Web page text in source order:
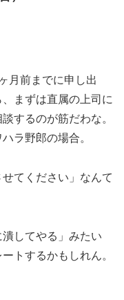
月前までに申し出
まずは直属の上司に
するのが筋だわな。
ラ野郎の場合。
てください」なんて
してやる」みたい
トするかもしれん。